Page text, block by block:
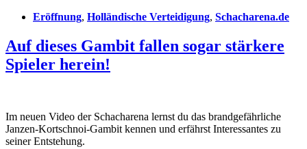
Eröffnung, Holländische Verteidigung, Schacharena.de
Auf dieses Gambit fallen sogar stärkere
Spieler herein!
Im neuen Video der Schacharena lernst du das brandgefährliche
Janzen-Kortschnoi-Gambit kennen und erfährst Interessantes zu
seiner Entstehung.